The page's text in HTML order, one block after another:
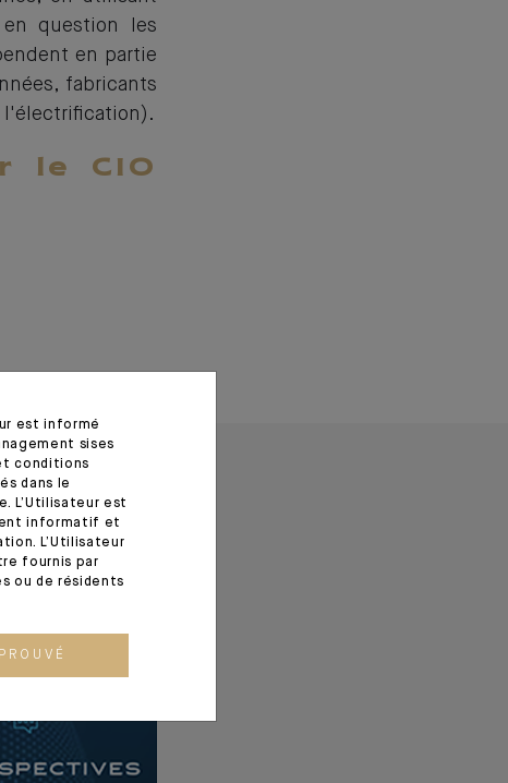
question les
en partie
fabricants
l'électrification).
le CIO
est informé
sises
conditions
dans le
L’Utilisateur est
informatif et
L’Utilisateur
fournis par
ou de résidents